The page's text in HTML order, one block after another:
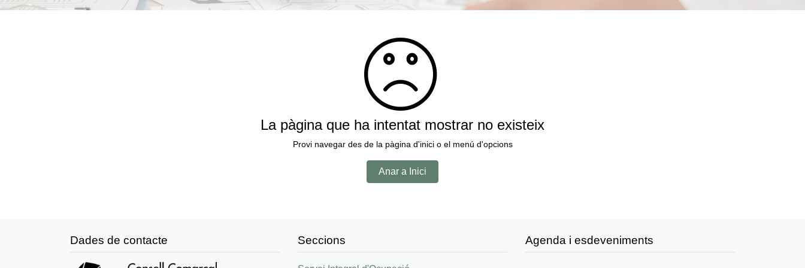
La pàgina que ha intentat mostrar no existeix
Provi navegar des de la pàgina d'inici o el menú d'opcions
Anar a Inici
Dades de contacte Seccions Agenda i esdeveniments